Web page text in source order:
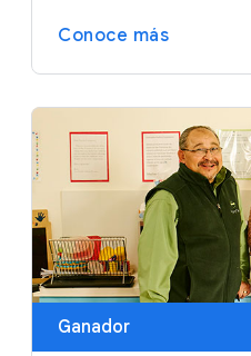
Conoce más
Ganador